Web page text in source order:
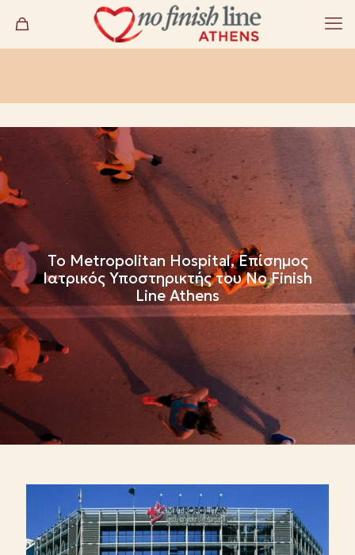
Το Metropolitan Hospital, Επίσημος
Ιατρικός Υποστηρικτής του No Finish
Line Athens